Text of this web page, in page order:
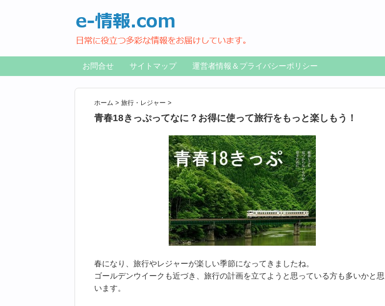
お問合せ サイトマップ 運営者情報＆プライバシーポリシー
ホーム > 旅行・レジャー >
青春18きっぷってなに？お得に使って旅行をもっと楽しもう！
春になり、旅行やレジャーが楽しい季節になってきましたね。
ゴールデンウイークも近づき、旅行の計画を立てようと思っている方も多いかと思
います。